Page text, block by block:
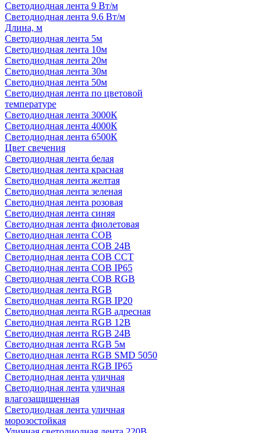
Светодиодная лента 9 Вт/м
Светодиодная лента 9.6 Вт/м
Длина, м
Светодиодная лента 5м
Светодиодная лента 10м
Светодиодная лента 20м
Светодиодная лента 30м
Светодиодная лента 50м
Светодиодная лента по цветовой
температуре
Светодиодная лента 3000К
Светодиодная лента 4000К
Светодиодная лента 6500К
Цвет свечения
Светодиодная лента белая
Светодиодная лента красная
Светодиодная лента желтая
Светодиодная лента зеленая
Светодиодная лента розовая
Светодиодная лента синяя
Светодиодная лента фиолетовая
Светодиодная лента COB
Светодиодная лента COB 24В
Светодиодная лента COB CCT
Светодиодная лента COB IP65
Светодиодная лента COB RGB
Светодиодная лента RGB
Светодиодная лента RGB IP20
Светодиодная лента RGB адресная
Светодиодная лента RGB 12В
Светодиодная лента RGB 24В
Светодиодная лента RGB 5м
Светодиодная лента RGB SMD 5050
Светодиодная лента RGB IP65
Светодиодная лента уличная
Светодиодная лента уличная
влагозащищенная
Светодиодная лента уличная
морозостойкая